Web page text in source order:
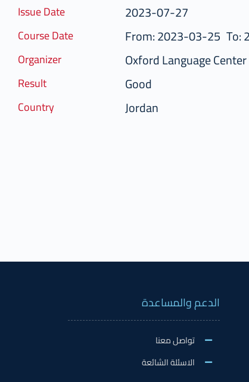
Issue Date
2023-07-27
Course Date From: 2023-03-25 To:
Organizer Oxford Language Center
Result Good
Country Jordan
الدعم والمساعدة
تواصل معنا
الاسئلة الشائعة